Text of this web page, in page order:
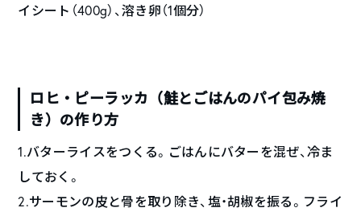
イシート（400g）、溶き卵（1個分）
ロヒ・ピーラッカ（鮭とごはんのパイ包み焼
き）の作り方
1.バターライスをつくる。ごはんにバターを混ぜ、冷ま
しておく。
2.サーモンの皮と骨を取り除き、塩・胡椒を振る。フライ